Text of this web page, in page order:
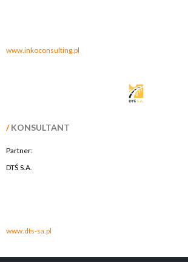
www.inkoconsulting.pl
/KONSULTANT
Partner:
DTŚ S.A.
www.dts-sa.pl